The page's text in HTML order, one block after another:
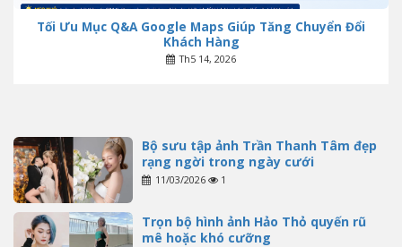
Tối Ưu Mục Q&A Google Maps Giúp Tăng Chuyển Đổi
Khách Hàng
Th5 14, 2026
Bộ sưu tập ảnh Trần Thanh Tâm đẹp
rạng ngời trong ngày cưới
11/03/2026 1
Trọn bộ hình ảnh Hảo Thỏ quyến rũ
mê hoặc khó cưỡng